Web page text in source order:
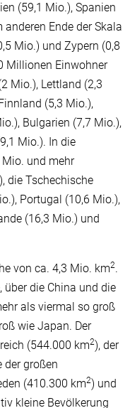
(59,1 Mio.), Spanien
Ende der Skala
Mio.) und Zypern (0,8
Millionen Einwohner
Mio.), Lettland (2,3
(5,3 Mio.),
Bulgarien (7,7 Mio.),
Mio.). In die
und mehr
die Tschechische
Portugal (10,6 Mio.),
(16,3 Mio.) und
von ca. 4,3 Mio. km2.
über die China und die
als viermal so groß
wie Japan. Der
(544.000 km2), der
der großen
(410.300 km2) und
kleine Bevölkerung